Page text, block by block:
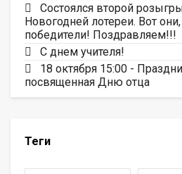
Состоялся второй
Новогодней лотереи. Вот
победители! Поздравляем!!!
С днем учителя!
18 октября 15:00 -
посвященная Дню отца
Теги